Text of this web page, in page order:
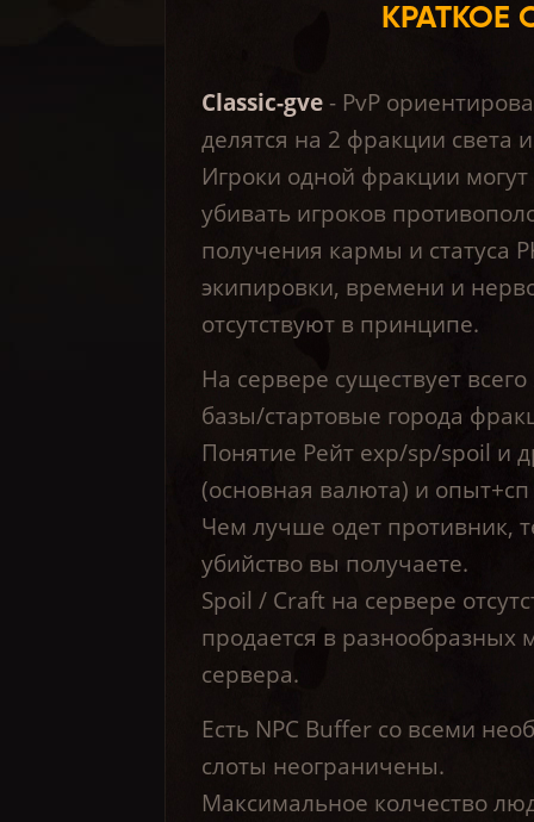
КРАТКОЕ
Classic-gve - PvP
делятся на 2 фракции света
Игроки одной фракции
убивать игроков
получения кармы и статуса
экипировки, времени и
отсутствуют в принципе.
На сервере существует
базы/стартовые города
Понятие Рейт exp/sp/spoil и
(основная валюта) и
Чем лучше одет противник,
убийство вы получаете.
Spoil / Craft на сервере
продается в разнообразных
сервера.
Есть NPC Buffer со всеми
слоты неограничены.
Максимальное колчество